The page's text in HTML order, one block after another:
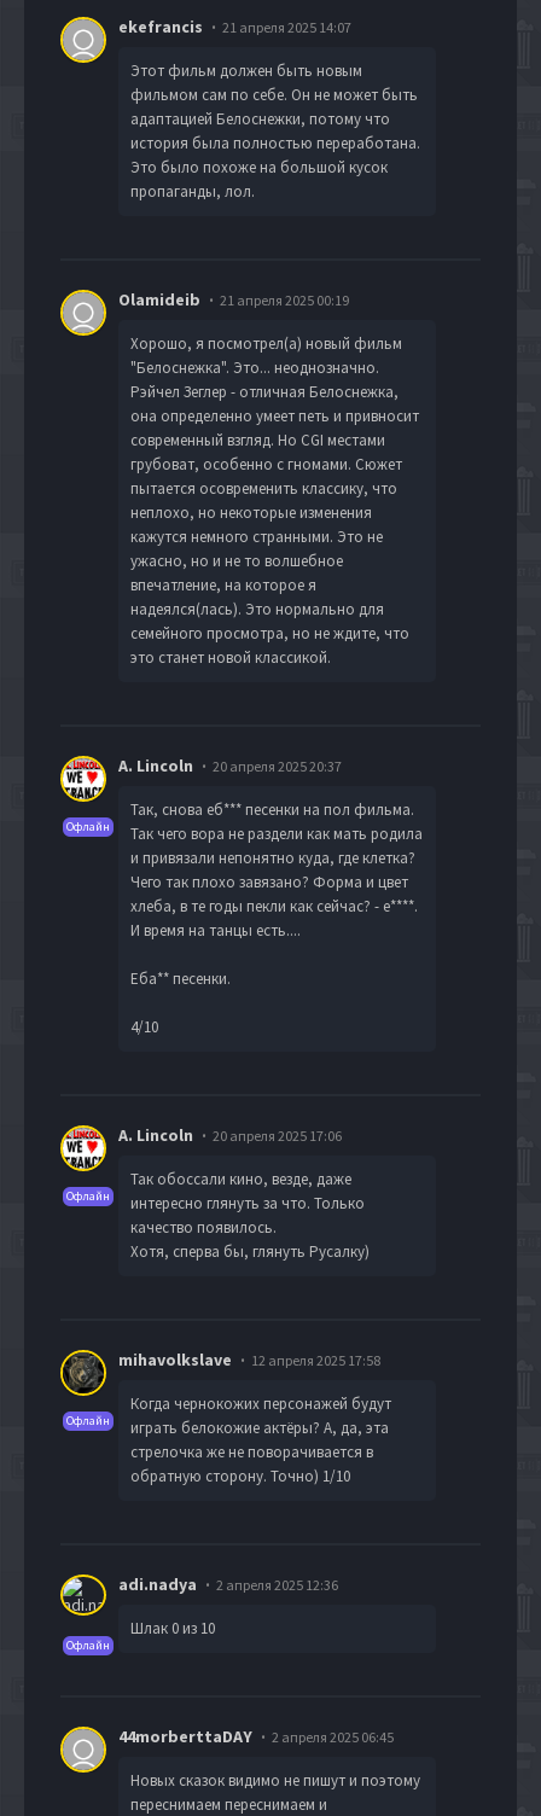
ekefrancis 21 апреля 2025 14:07
Этот фильм должен быть новым
фильмом сам по себе. Он не может быть
адаптацией Белоснежки, потому что
история была полностью переработана.
Это было похоже на большой кусок
пропаганды, лол.
Olamideib 21 апреля 2025 00:19
Хорошо, я посмотрел(а) новый фильм
"Белоснежка". Это... неоднозначно.
Рэйчел Зеглер - отличная Белоснежка,
она определенно умеет петь и привносит
современный взгляд. Но CGI местами
грубоват, особенно с гномами. Сюжет
пытается осовременить классику, что
неплохо, но некоторые изменения
кажутся немного странными. Это не
ужасно, но и не то волшебное
впечатление, на которое я
надеялся(лась). Это нормально для
семейного просмотра, но не ждите, что
это станет новой классикой.
Офлайн
A. Lincoln 20 апреля 2025 20:37
Так, снова еб*** песенки на пол фильма.
Так чего вора не раздели как мать родила
и привязали непонятно куда, где клетка?
Чего так плохо завязано? Форма и цвет
хлеба, в те годы пекли как сейчас? - е****.
И время на танцы есть....
Еба** песенки.
4/10
Офлайн
A. Lincoln 20 апреля 2025 17:06
Так обоссали кино, везде, даже
интересно глянуть за что. Только
качество появилось.
Хотя, сперва бы, глянуть Русалку)
Офлайн
mihavolkslave 12 апреля 2025 17:58
Когда чернокожих персонажей будут
играть белокожие актёры? А, да, эта
стрелочка же не поворачивается в
обратную сторону. Точно) 1/10
Офлайн
adi.nadya 2 апреля 2025 12:36
Шлак 0 из 10
44morberttaDAY 2 апреля 2025 06:45
Новых сказок видимо не пишут и поэтому
переснимаем переснимаем и